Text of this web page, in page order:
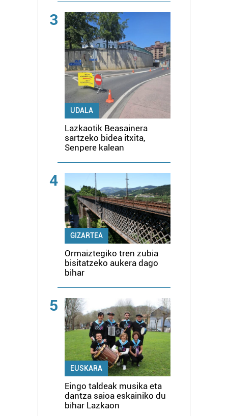
3
UDALA
Lazkaotik Beasainera
sartzeko bidea itxita,
Senpere kalean
4
GIZARTEA
Ormaiztegiko tren zubia
bisitatzeko aukera dago
bihar
5
EUSKARA
Eingo taldeak musika eta
dantza saioa eskainiko du
bihar Lazkaon